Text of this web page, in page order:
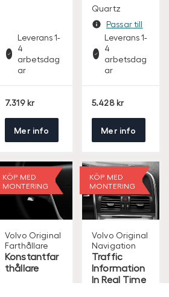
Leverans 1-
4
arbetsdag
ar
7.319 S
Mer info
Quartz
Passar till
Leverans 1-
4
arbetsdag
ar
5.428 S
Mer info
KÖP MED
MONTERING
Volvo Original
Farthållare
Konstantfar
thållare
KÖP MED
MONTERING
Volvo Original
Navigation
Traffic
Information
In Real Time